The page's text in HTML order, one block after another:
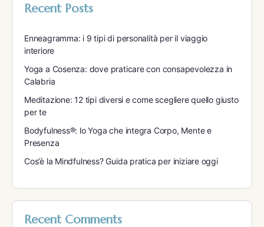
Recent Posts
Enneagramma: i 9 tipi di personalità per il viaggio
interiore
Yoga a Cosenza: dove praticare con consapevolezza in
Calabria
Meditazione: 12 tipi diversi e come scegliere quello giusto
per te
Bodyfulness®: lo Yoga che integra Corpo, Mente e
Presenza
Cos’è la Mindfulness? Guida pratica per iniziare oggi
Recent Comments